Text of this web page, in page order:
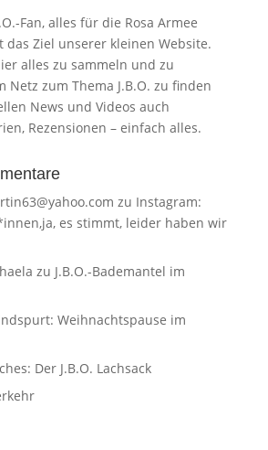
Fan, alles für die Rosa Armee
das Ziel unserer kleinen Website.
alles zu sammeln und zu
Netz zum Thema J.B.O. zu finden
News und Videos auch
Rezensionen – einfach alles.
zu Instagram:
es stimmt, leider haben wir
zu J.B.O.-Bademantel im
Weihnachtspause im
Der J.B.O. Lachsack